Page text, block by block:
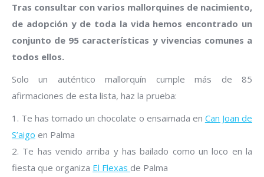
Tras consultar con varios mallorquines de nacimiento,
de adopción y de toda la vida hemos encontrado un
conjunto de 95 características y vivencias comunes a
todos ellos.
Solo un auténtico mallorquín cumple más de 85
afirmaciones de esta lista, haz la prueba:
1. Te has tomado un chocolate o ensaimada en Can Joan de
S’aigo en Palma
2. Te has venido arriba y has bailado como un loco en la
fiesta que organiza El Flexas de Palma